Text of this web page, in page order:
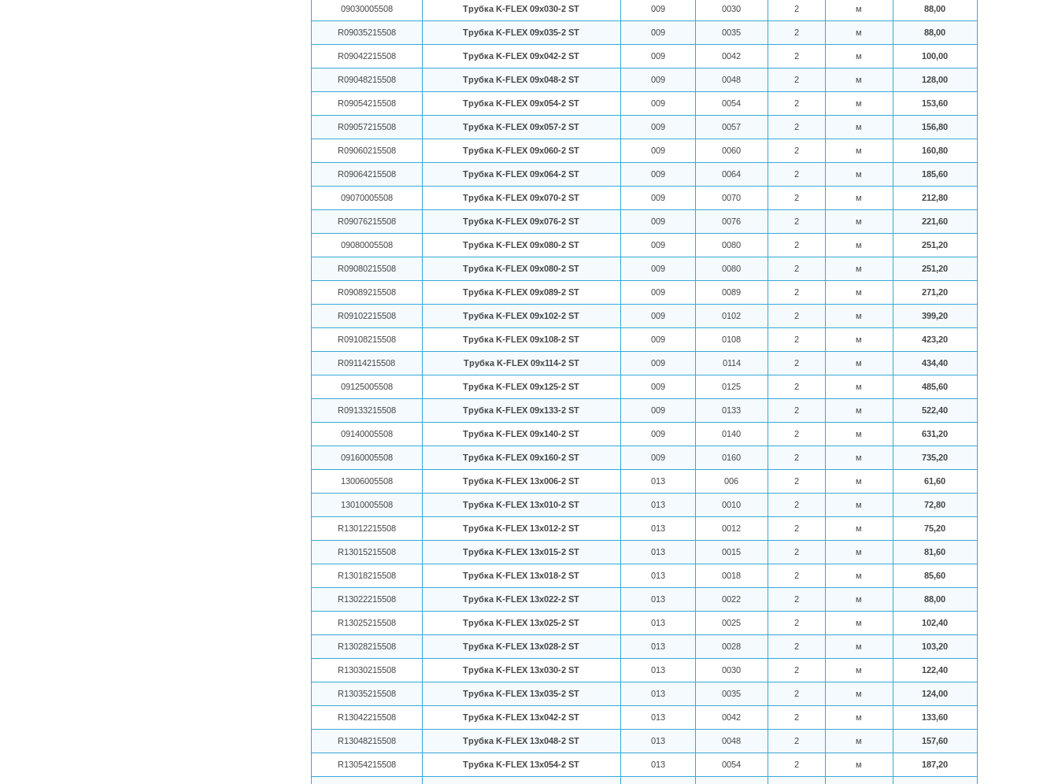
09030005508 Трубка K-FLEX 09x030-2 ST 009 0030 2 м 88,00
R09035215508 Трубка K-FLEX 09x035-2 ST 009 0035 2 м 88,00
R09042215508 Трубка K-FLEX 09x042-2 ST 009 0042 2 м 100,00
R09048215508 Трубка K-FLEX 09x048-2 ST 009 0048 2 м 128,00
R09054215508 Трубка K-FLEX 09x054-2 ST 009 0054 2 м 153,60
R09057215508 Трубка K-FLEX 09x057-2 ST 009 0057 2 м 156,80
R09060215508 Трубка K-FLEX 09x060-2 ST 009 0060 2 м 160,80
R09064215508 Трубка K-FLEX 09x064-2 ST 009 0064 2 м 185,60
09070005508 Трубка K-FLEX 09x070-2 ST 009 0070 2 м 212,80
R09076215508 Трубка K-FLEX 09x076-2 ST 009 0076 2 м 221,60
09080005508 Трубка K-FLEX 09x080-2 ST 009 0080 2 м 251,20
R09080215508 Трубка K-FLEX 09x080-2 ST 009 0080 2 м 251,20
R09089215508 Трубка K-FLEX 09x089-2 ST 009 0089 2 м 271,20
R09102215508 Трубка K-FLEX 09x102-2 ST 009 0102 2 м 399,20
R09108215508 Трубка K-FLEX 09x108-2 ST 009 0108 2 м 423,20
R09114215508 Трубка K-FLEX 09x114-2 ST 009 0114 2 м 434,40
09125005508 Трубка K-FLEX 09x125-2 ST 009 0125 2 м 485,60
R09133215508 Трубка K-FLEX 09x133-2 ST 009 0133 2 м 522,40
09140005508 Трубка K-FLEX 09x140-2 ST 009 0140 2 м 631,20
09160005508 Трубка K-FLEX 09x160-2 ST 009 0160 2 м 735,20
13006005508 Трубка K-FLEX 13x006-2 ST 013 006 2 м 61,60
13010005508 Трубка K-FLEX 13x010-2 ST 013 0010 2 м 72,80
R13012215508 Трубка K-FLEX 13x012-2 ST 013 0012 2 м 75,20
R13015215508 Трубка K-FLEX 13x015-2 ST 013 0015 2 м 81,60
R13018215508 Трубка K-FLEX 13x018-2 ST 013 0018 2 м 85,60
R13022215508 Трубка K-FLEX 13x022-2 ST 013 0022 2 м 88,00
R13025215508 Трубка K-FLEX 13x025-2 ST 013 0025 2 м 102,40
R13028215508 Трубка K-FLEX 13x028-2 ST 013 0028 2 м 103,20
R13030215508 Трубка K-FLEX 13x030-2 ST 013 0030 2 м 122,40
R13035215508 Трубка K-FLEX 13x035-2 ST 013 0035 2 м 124,00
R13042215508 Трубка K-FLEX 13x042-2 ST 013 0042 2 м 133,60
R13048215508 Трубка K-FLEX 13x048-2 ST 013 0048 2 м 157,60
R13054215508 Трубка K-FLEX 13x054-2 ST 013 0054 2 м 187,20